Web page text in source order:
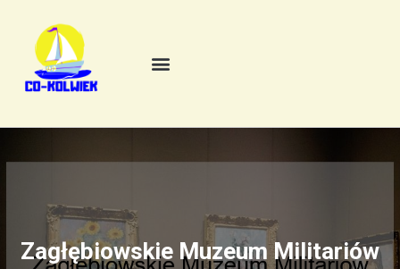
Zagłębiowskie Muzeum Militariów